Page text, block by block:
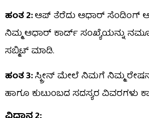
ಹಂತ 2:ಆಪ್ ತೆರೆದು ಆಧಾರ್ ಸೆಂಡಿಂಗ್
ನಿಮ್ಮ ಆಧಾರ್ ಕಾರ್ಡ್ ಸಂಖ್ಯೆಯನ್ನು
ಸಬ್ಮಿಟ್‌ ಮಾಡಿ.
ಹಂತ 3:ಸ್ಕ್ರೀನ್‌ ಮೇಲೆ ನಿಮಗೆ ನಿಮ್ಮ
ಹಾಗೂ ಕುಟುಂಬದ ಸದಸ್ಯರ ವಿವರಗಳು